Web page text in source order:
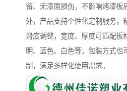
留、无漆面损伤，不影响烤漆板
外，产品支持个性化定制服务，
滑度调整，宽度、厚度可匹配板
明、蓝色、白色等，包装方式也
制，满足多样化使用需求。